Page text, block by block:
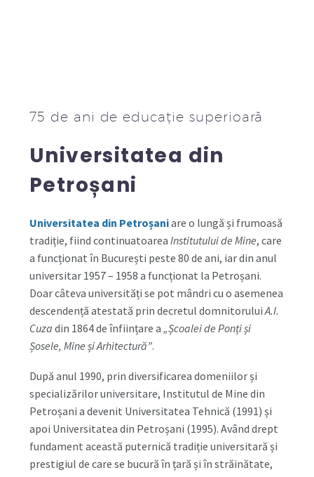
75 de ani de educație superioară
Universitatea din
Petroșani
Universitatea din Petroșaniare o lungă și frumoasă
tradiție, fiind continuatoarea Institutului de Mine, care
a funcționat în București peste 80 de ani, iar din anul
universitar 1957 – 1958 a funcționat la Petroșani.
Doar câteva universități se pot mândri cu o asemenea
descendență atestată prin decretul domnitoruluiA.I.
Cuza din 1864 de înființare a „Școalei de Ponți și
Șosele, Mine și Arhitectură”.
După anul 1990, prin diversificarea domeniilor și
specializărilor universitare, Institutul de Mine din
Petroșani a devenit Universitatea Tehnică (1991) și
apoi Universitatea din Petroșani (1995). Având drept
fundament această puternică tradiție universitară și
prestigiul de care se bucură în țară și în străinătate,